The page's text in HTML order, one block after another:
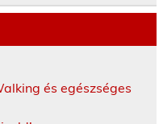
és egészséges